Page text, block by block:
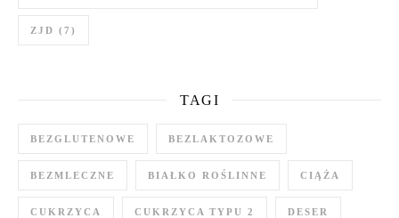
ZJD (7)
TAGI
BEZGLUTENOWE BEZLAKTOZOWE
BEZMLECZNE BIAŁKO ROŚLINNE CIĄŻA
CUKRZYCA CUKRZYCA TYPU 2 DESER